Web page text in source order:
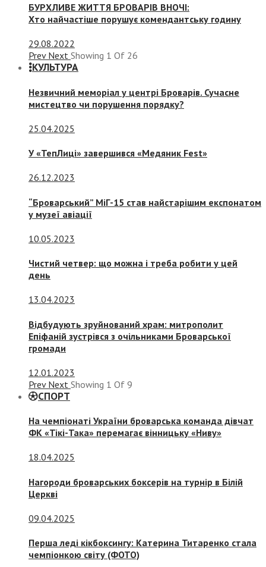
БУРХЛИВЕ ЖИТТЯ БРОВАРІВ ВНОЧІ:
Хто найчастіше порушує комендантську годину
29.08.2022
Prev Next Showing 1 Of 26
КУЛЬТУРА
Незвичний меморіал у центрі Броварів. Сучасне
мистецтво чи порушення порядку?
25.04.2025
У «ТепЛиці» завершився «Медяник Fest»
26.12.2023
“Броварський” МіГ-15 став найстарішим експонатом
у музеї авіації
10.05.2023
Чистий четвер: що можна і треба робити у цей
день
13.04.2023
Відбудують зруйнований храм: митрополит
Епіфаній зустрівся з очільниками Броварської
громади
12.01.2023
Prev Next Showing 1 Of 9
СПОРТ
На чемпіонаті України броварська команда дівчат
ФК «Тікі-Така» перемагає вінницьку «Ниву»
18.04.2025
Нагороди броварських боксерів на турнір в Білій
Церкві
09.04.2025
Перша леді кікбоксингу: Катерина Титаренко стала
чемпіонкою світу (ФОТО)